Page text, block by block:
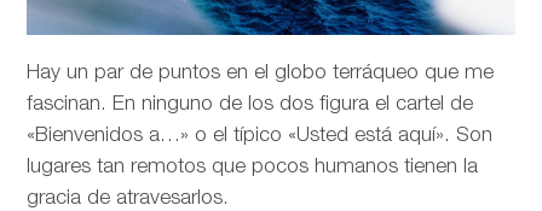
Hay un par de puntos en el globo terráqueo que me
fascinan. En ninguno de los dos figura el cartel de
«Bienvenidos a…» o el típico «Usted está aquí». Son
lugares tan remotos que pocos humanos tienen la
gracia de atravesarlos.